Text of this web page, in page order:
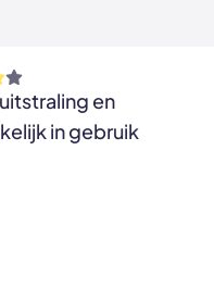
en
in gebruik